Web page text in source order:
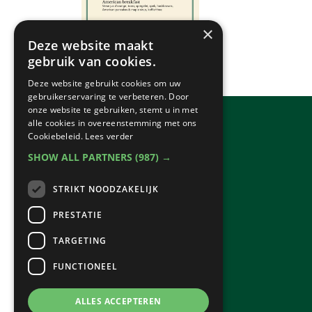
×
Deze website maakt
gebruik van cookies.
Deze website gebruikt cookies om uw
gebruikerservaring te verbeteren. Door
onze website te gebruiken, stemt u in met
alle cookies in overeenstemming met ons
Cookiebeleid. Lees verder
SHOW ALL PARTNERS (987) →
STRIKT NOODZAKELIJK
PRESTATIE
TARGETING
FUNCTIONEEL
ALLES ACCEPTEREN